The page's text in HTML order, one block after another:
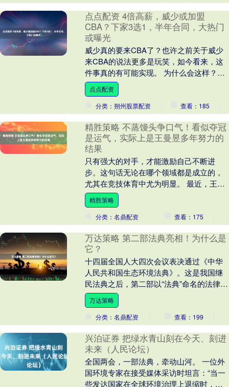
点点配资 4倍高薪，威少或加盟
CBA？下家3选1，半年合同，大热门
或曝光
威少真的要来CBA了？也许之前关于威少
来CBA的说法更多是玩笑，如今看来，这
件事真的有可能实现。 为什么会这样？在
整个休赛期，和威少接触过的球队只有国
王队，但国....
点点配资
分类：朔州股票配资
查看：185
精胜策略 不蒸馒头争口气！看似夺冠
是运气，实际上是王曼昱多年努力的
结果
只有强大的对手，才能激励自己不断进
步。这句话无论在哪个领域都是成立的，
尤其在竞技体育中尤为明显。 最近，王曼
昱在WTT中国区大满贯女单比赛中夺冠的
消息，引起了不....
精胜策略
分类：名鼎配资
查看：175
万达策略 第二部法典亮相！为什么是
它？
十四届全国人大四次会议表决通过《中华
人民共和国生态环境法典》。这是我国继
民法典之后，第二部以“法典”命名的法律。
它将污染防治、生态保护、绿色低碳发展
等法律制度，....
万达策略
分类：名鼎配资
查看：199
兴泊证券 把绿水青山刻在今天、刻进
未来（人民论坛）
全国两会，一部法典，牵动山河。 一位外
国环境专家在接受媒体采访时坦言：“当一
些发达国家在全球环境治理上退缩时，中